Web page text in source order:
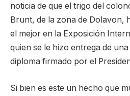
noticia de que el trigo del
Brunt, de la zona de Dolavon,
el mejor en la Exposición
quien se le hizo entrega de
diploma firmado por el
Si bien es este un hecho que